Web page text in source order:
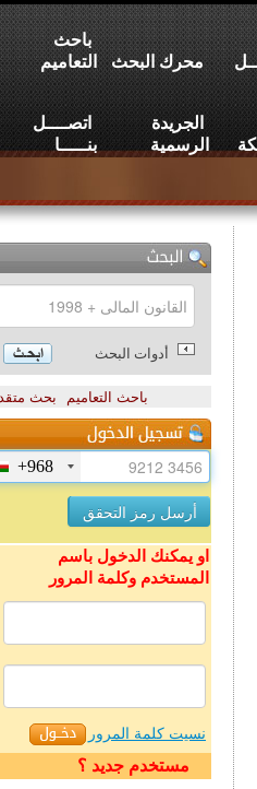
محرك البحث
باحث
التعاميم
الجريدة
الرسمية
اتصــــل
بنـــــا
أدوات البحث
باحث التعاميم بحث متقدم
+968
او يمكنك الدخول باسم
المستخدم وكلمة المرور
نسيت كلمة المرور
مستخدم جديد ؟